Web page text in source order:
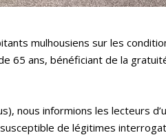
mulhousiens sur les
65 ans, bénéficiant de la
nous informions les lecteurs
de légitimes